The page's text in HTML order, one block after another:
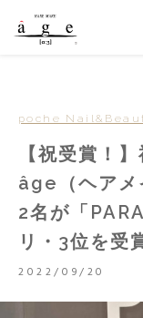
poche
【祝受賞！
âge（ヘアメ
2名が「
リ・3位を受
2022/09/20